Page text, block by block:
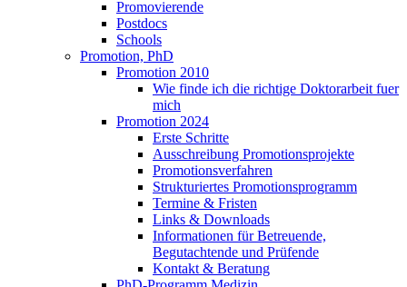
Promovierende
Postdocs
Schools
Promotion, PhD
Promotion 2010
Wie finde ich die richtige Doktorarbeit fuer
mich
Promotion 2024
Erste Schritte
Ausschreibung Promotionsprojekte
Promotionsverfahren
Strukturiertes Promotionsprogramm
Termine & Fristen
Links & Downloads
Informationen für Betreuende,
Begutachtende und Prüfende
Kontakt & Beratung